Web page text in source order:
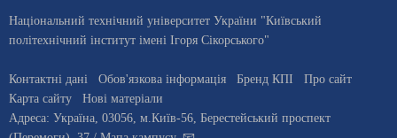
Національний технічний університет України "Київський
політехнічний інститут імені Ігоря Сікорського"
Контактні дані Обов'язкова інформація Бренд КПІ
Про сайт
Карта сайту
Нові матеріали
Адреса: Україна 03056 , м. Київ-56, Берестейський проспект